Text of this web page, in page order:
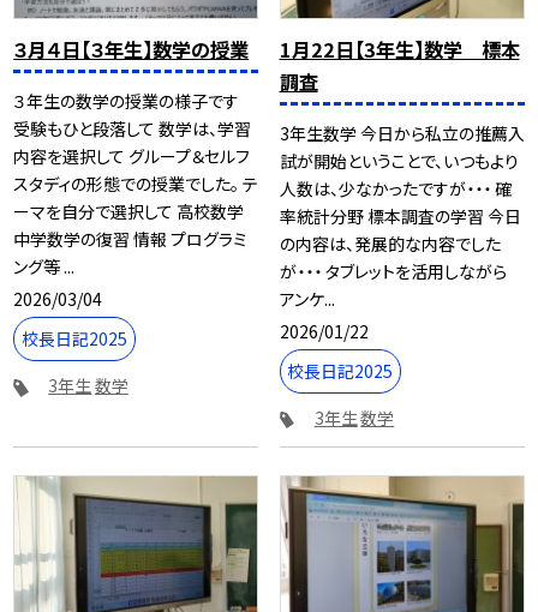
３月４日【３年生】数学の授業
３年生の数学の授業の様子です
受験もひと段落して 数学は、学習
内容を選択して グループ＆セルフ
スタディの形態での授業でした。 テ
ーマを自分で選択して 高校数学
中学数学の復習 情報 プログラミ
ング等 ...
2026/03/04
校長日記2025
3年生数学
1月22日【3年生】数学 標本
調査
3年生数学 今日から私立の推薦入
試が開始ということで、いつもより
人数は、少なかったですが・・・ 確
率統計分野 標本調査の学習 今日
の内容は、発展的な内容でした
が・・・ タブレットを活用しながら
アンケ...
2026/01/22
校長日記2025
3年生数学